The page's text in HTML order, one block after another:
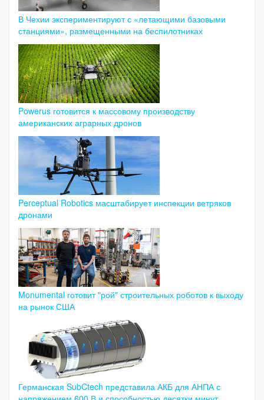
В Чехии экспериментируют с «летающими базовыми
станциями», размещенными на беспилотниках
Powerus готовится к массовому производству
американских аграрных дронов
Perceptual Robotics масштабирует инспекции ветряков
дронами
Monumental готовит "рой" строительных роботов к выходу
на рынок США
Германская SubCtech представила АКБ для АНПА с